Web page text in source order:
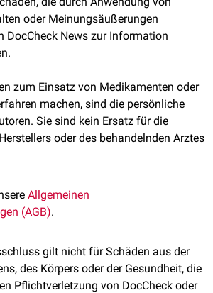
oder Meinungsäußerungen
DocCheck News zur Information
zum Einsatz von Medikamenten oder
machen, sind die persönliche
Sie sind kein Ersatz für die
oder des behandelnden Arztes
Allgemeinen
(AGB).
gilt nicht für Schäden aus der
des Körpers oder der Gesundheit, die
Pflichtverletzung von DocCheck oder